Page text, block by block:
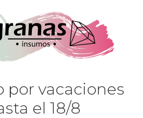
por vacaciones
el 18/8